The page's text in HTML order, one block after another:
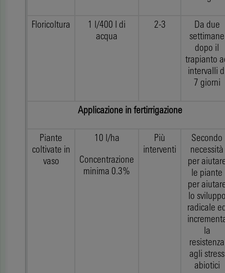
Floricoltura
1 l/400 l di
acqua
2-3
Da due
settimane
dopo il
trapianto
intervalli
7 giorni
Applicazione in fertirrigazione
Piante
coltivate in
vaso
10 l/ha
Concentrazione
minima 0.3%
Più
interventi
Secondo
necessità
per
le piante
per
lo
radicale
la
resistenza
agli stress
abiotici